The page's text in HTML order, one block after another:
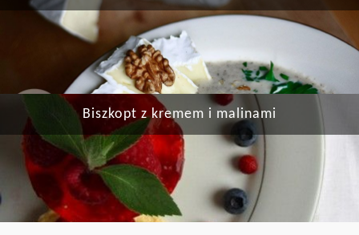
Biszkopt z kremem i malinami